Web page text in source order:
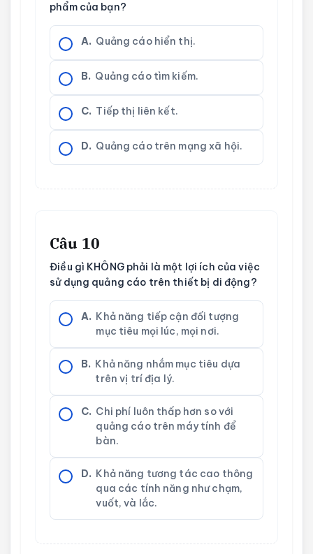
phẩm của bạn?
A. Quảng cáo hiển thị.
B. Quảng cáo tìm kiếm.
C. Tiếp thị liên kết.
D. Quảng cáo trên mạng xã hội.
Câu 10
Điều gì KHÔNG phải là một lợi ích của việc
sử dụng quảng cáo trên thiết bị di động?
A. Khả năng tiếp cận đối tượng
mục tiêu mọi lúc, mọi nơi.
B. Khả năng nhắm mục tiêu dựa
trên vị trí địa lý.
C. Chi phí luôn thấp hơn so với
quảng cáo trên máy tính để
bàn.
D. Khả năng tương tác cao thông
qua các tính năng như chạm,
vuốt, và lắc.